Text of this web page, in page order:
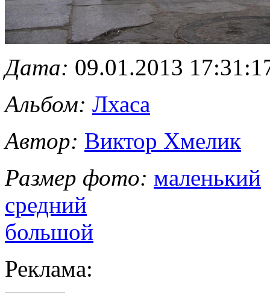
Дата: 09.01.2013
Альбом: Лхаса
Автор: Виктор Хмелик
Размер фото: маленький
средний
большой
Реклама: